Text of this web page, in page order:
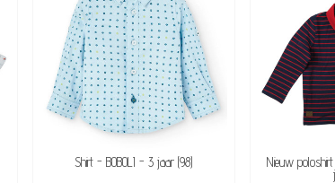
Shirt - BOBOLI - 3 jaar (98)
Nieuw